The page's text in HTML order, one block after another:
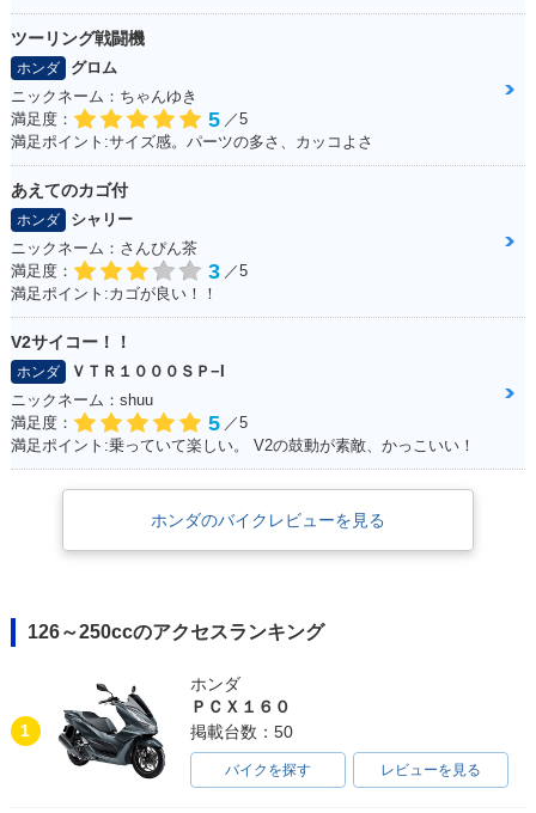
ツーリング戦闘機
ホンダ
グロム
ニックネーム：ちゃんゆき
満足度：
5 ／5
満足ポイント:サイズ感。パーツの多さ、カッコよさ
あえてのカゴ付
ホンダ
シャリー
ニックネーム：さんぴん茶
満足度：
3 ／5
満足ポイント:カゴが良い！！
V2サイコー！！
ホンダ
ＶＴＲ１０００ＳＰ−I
ニックネーム：shuu
満足度：
5 ／5
満足ポイント:乗っていて楽しい。 V2の鼓動が素敵、かっこいい！
ホンダのバイクレビューを見る
126～250ccのアクセスランキング
1
ホンダ
ＰＣＸ１６０
掲載台数：50
バイクを探す レビューを見る